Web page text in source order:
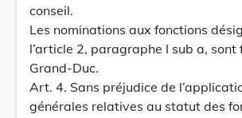
conseil.
Les nominations aux fonctions
l’article 2, paragraphe I sub a, sont
Grand-Duc.
Art. 4. Sans préjudice de
générales relatives au statut des